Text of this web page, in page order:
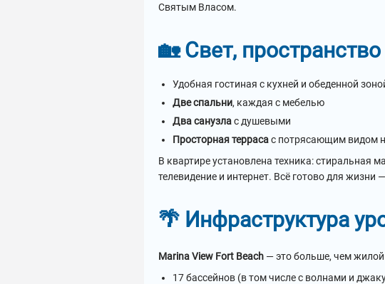
Святым Власом.
🏡 Свет,
Удобная гостиная с кухней и обеденной
Две спальни, каждая с мебелью
Два санузлас душевыми
Просторная террасас потрясающим видом
В квартире установлена техника:
телевидение и интернет. Всё готово для жизни
🌴 Инфраструктура
Marina View Fort Beach — это больше, чем
17 бассейнов (в том числе с волнами и